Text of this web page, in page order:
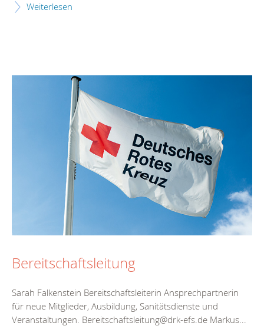
Weiterlesen
Bereitschaftsleitung
Sarah Falkenstein Bereitschaftsleiterin Ansprechpartnerin
für neue Mitglieder, Ausbildung, Sanitätsdienste und
Veranstaltungen. Bereitschaftsleitung@drk-efs.de Markus...